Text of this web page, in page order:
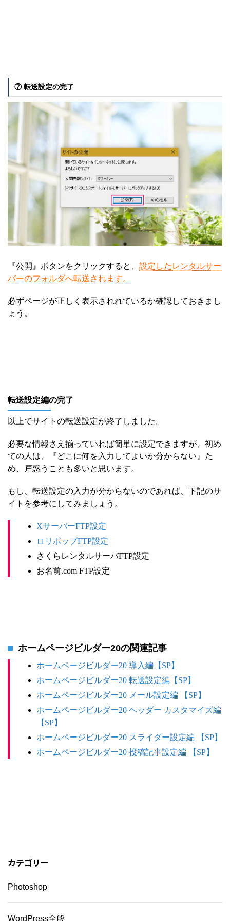
⑦ 転送設定の完了
『公開』ボタンをクリックすると、 設定したレンタルサー
バーのフォルダへ転送されます。
必ずページが正しく表示されれているか確認しておきまし
ょう。
転送設定編の完了
以上でサイトの転送設定が終了しました。
必要な情報さえ揃っていれば簡単に設定できますが、初め
ての人は、『どこに何を入力してよいか分からない』た
め、戸惑うことも多いと思います。
もし、転送設定の入力が分からないのであれば、下記のサ
イトを参考にしてみましょう。
XサーバーFTP設定
ロリポップFTP設定
さくらレンタルサーバFTP設定
お名前.com FTP設定
ホームページビルダー20の関連記事
ホームページビルダー20 導入編【SP】
ホームページビルダー20 転送設定編【SP】
ホームページビルダー20 メール設定編 【SP】
ホームページビルダー20 ヘッダー カスタマイズ編
【SP】
ホームページビルダー20 スライダー設定編 【SP】
ホームページビルダー20 投稿記事設定編 【SP】
カテゴリー
Photoshop
WordPress全般